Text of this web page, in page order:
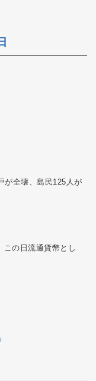
が全壊、島民125人が
この日流通貨幣とし